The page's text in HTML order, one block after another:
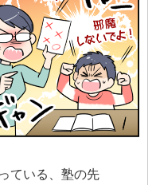
ている、塾の先